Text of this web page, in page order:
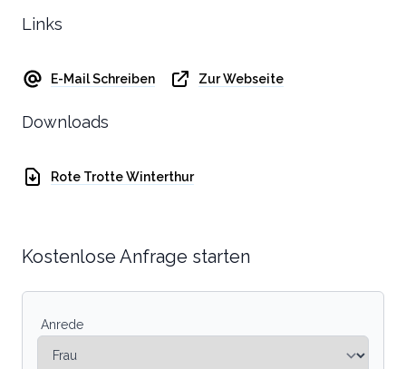
Links
E-Mail Schreiben Zur Webseite
Downloads
Rote Trotte Winterthur
Kostenlose Anfrage starten
Anrede